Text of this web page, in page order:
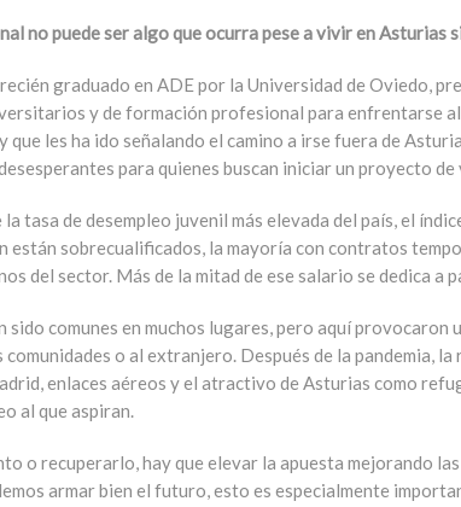
no puede ser algo que ocurra pese a vivir en Asturias
graduado en ADE por la Universidad de Oviedo,
y de formación profesional para enfrentarse al
que les ha ido señalando el camino a irse fuera de
para quienes buscan iniciar un proyecto de
tasa de desempleo juvenil más elevada del país, el
están sobrecualificados, la mayoría con contratos
del sector. Más de la mitad de ese salario se dedica a
sido comunes en muchos lugares, pero aquí
o al extranjero. Después de la pandemia,
enlaces aéreos y el atractivo de Asturias como
al que aspiran.
o recuperarlo, hay que elevar la apuesta mejorando
armar bien el futuro, esto es especialmente